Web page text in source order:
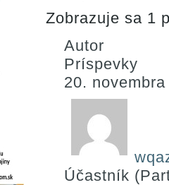
Zobrazuje sa 1
Autor
Príspevky
20.
Účastník